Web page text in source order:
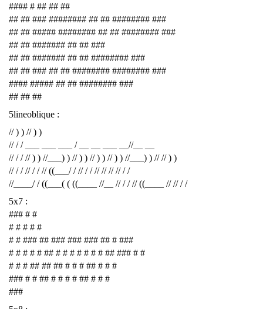
#### # ## ## ##
## ## ### ######## ## ## ######## ###
## ## ##### ######## ## ## ######## ###
## ## ####### ## ## ###
## ## ####### ## ## ######## ###
## ## ### ## ## ######## ######## ###
#### ##### ## ## ######## ###
## ## ##
5lineoblique :
// ) ) // ) )
// / / ___ ___ ___ / __ __ ___ __//__ __
// / / // ) ) //___) ) // ) ) // ) ) // ) ) //___) ) // // ) )
// / / // / / // ((___/ / // / / // // // // / /
//____/ / ((___( ( ((____ //__ // / / // ((____ // // / /
5x7 :
### # #
# # # # #
# # ### ## ### ### ### ## # ###
# # # # # ## # # # # # # # ## ### # #
# # # ## ## ## # # # ## # # #
### # # ## # # # # ## # # #
###